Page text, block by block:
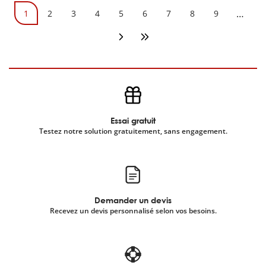
Pagination
Page courante
1 Page
2 Page
3 Page
4 Page
5 Page
6 Page
7 Page
8 Page
9 …
Page suivanteDernière page
Essai gratuit
Testez notre solution gratuitement, sans engagement.
Demander un devis
Recevez un devis personnalisé selon vos besoins.